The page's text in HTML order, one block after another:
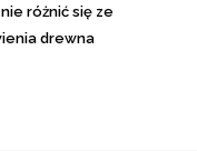
różnić się ze
drewna